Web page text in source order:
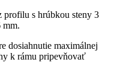
profilu s hrúbkou steny 3
mm.
dosiahnutie maximálnej
k rámu pripevňovať